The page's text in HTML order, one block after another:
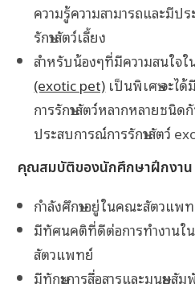
ความรู้ความสามารถและมีป
รักษาสัตว์เลี้ยง
สำหรับน้องๆที่มีความสนใจใ
(exotic pet) เป็นพิเศษ จะไ
การรักษาสัตว์หลากหลายช
ประสบการณ์การรักษาสัตว์
คุณสมบัติของนักศึกษาฝึกงาน
กำลังศึกษาอยู่ในคณะสัตวแ
มีทัศนคติที่ดีต่อการทำงานใ
สัตวแพทย์
มีทักษะการสื่อสารและมนุษยสั